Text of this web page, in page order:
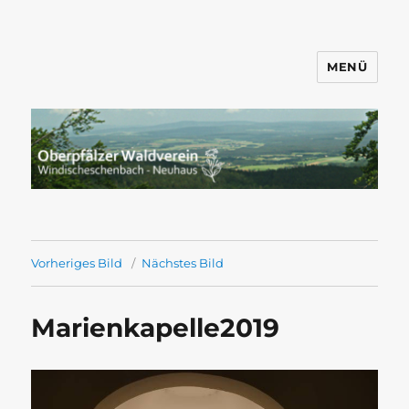
Windischeschenbach-Neuhaus
MENÜ
Vorheriges Bild Nächstes Bild
Marienkapelle2019